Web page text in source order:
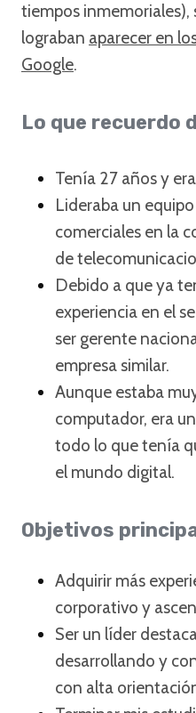
tiempos inmemoriales),
lograban aparecer en
Google.
Lo que recuerdo
Tenía 27 años y
Lideraba un
comerciales en la
de
Debido a que ya
experiencia en el
ser gerente
empresa similar.
Aunque estaba
computador, era
todo lo que tenía
el mundo digital.
Objetivos
Adquirir más
corporativo y
Ser un líder
desarrollando y
con alta